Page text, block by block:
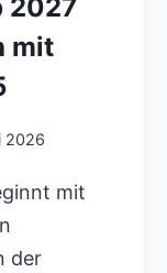
2027
mit
2026
mit
der